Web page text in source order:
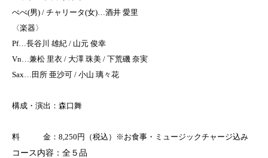
ぺぺ(男) / チャリータ(女)…酒井 愛里
〈楽器〉
Pf…長谷川 雄紀 / 山元 俊幸
Vn…兼松 里衣 / 大澤 珠美 / 下荒磯 奈実
Sax…田所 亜沙可 / 小山 璃々花
構成・演出：森口舞
料 金：8,250円（税込）※お食事・ミュージックチャージ込み
コース内容：全５品